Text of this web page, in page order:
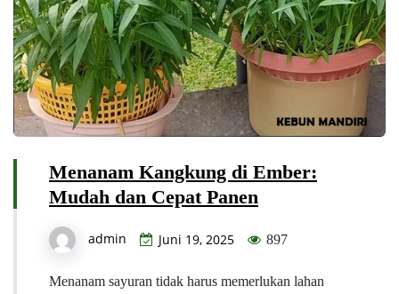
Menanam Kangkung di Ember:
Mudah dan Cepat Panen
admin Juni 19, 2025 897
Menanam sayuran tidak harus memerlukan lahan